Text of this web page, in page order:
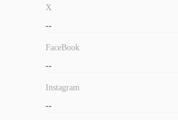
X
--
FaceBook
--
Instagram
--